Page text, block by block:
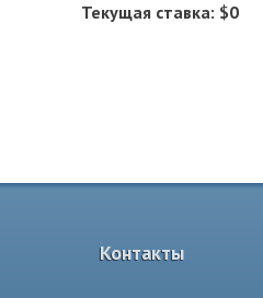
Текущая ставка: $0
Контакты